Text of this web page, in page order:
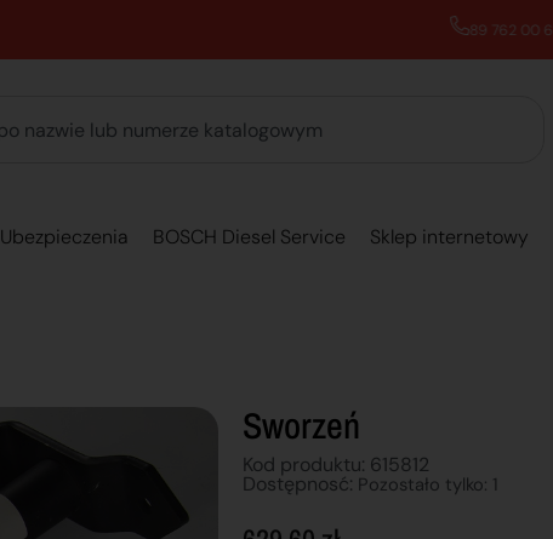
Ubezpieczenia BOSCH Diesel Service Sklep internetowy
Sworzeń
Kod produktu: 615812
Dostępnosć: Pozostało tylko: 1